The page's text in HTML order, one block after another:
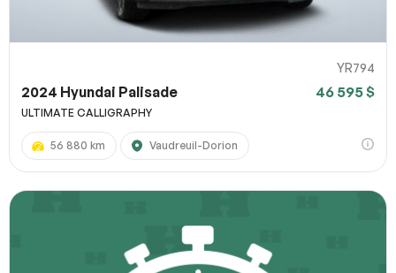
YR794
2024 Hyundai Palisade 46 595 $
ULTIMATE CALLIGRAPHY
56 880 km Vaudreuil-Dorion